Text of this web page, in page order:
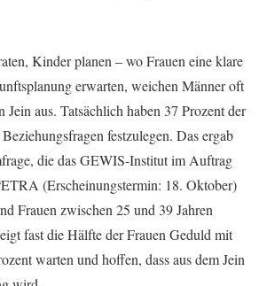
Kinder planen – wo Frauen eine klare
erwarten, weichen Männer oft
Jein aus. Tatsächlich haben 37 Prozent der
festzulegen. Das ergab
die das GEWIS-Institut im Auftrag
(Erscheinungstermin: 18. Oktober)
Frauen zwischen 25 und 39 Jahren
fast die Hälfte der Frauen Geduld mit
warten und hoffen, dass aus dem Jein